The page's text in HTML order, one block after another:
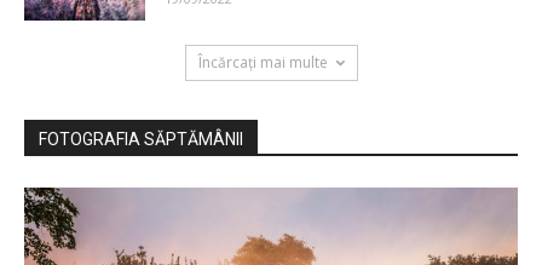
Încărcați mai multe
FOTOGRAFIA SĂPTĂMÂNII